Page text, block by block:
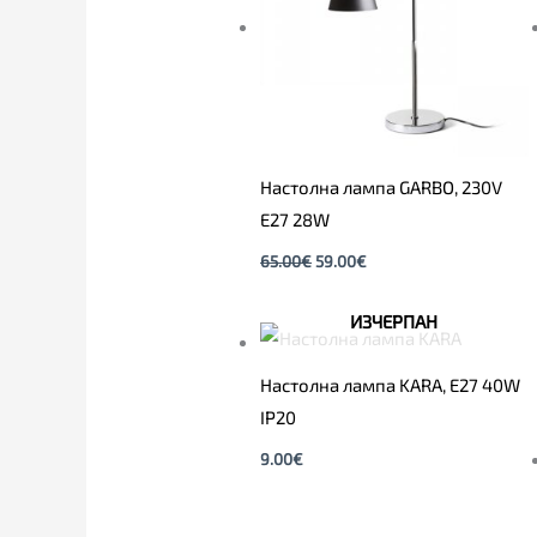
Настолна лампа GARBO, 230V
E27 28W
65.00€59.00€
ИЗЧЕРПАН
Настолна лампа KARA, Е27 40W
IP20
9.00€